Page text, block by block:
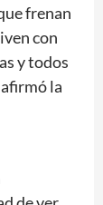
frenan
con
y todos
la